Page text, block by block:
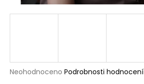
Průměrné
Neohodnoceno Podrobnosti hodnocení